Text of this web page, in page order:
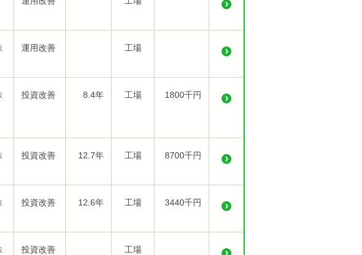
運用改善 工場
投資改善 8.4年 工場 1800千円
投資改善 12.7年 工場 8700千円
投資改善 12.6年 工場 3440千円
投資改善 工場